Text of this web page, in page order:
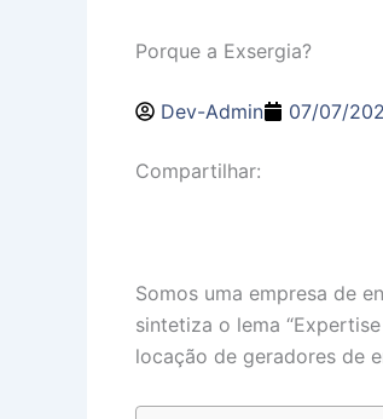
Porque a Exsergia?
Dev-Admin 07/07/
Compartilhar:
Somos uma empresa de
sintetiza o lema
locação de geradores de